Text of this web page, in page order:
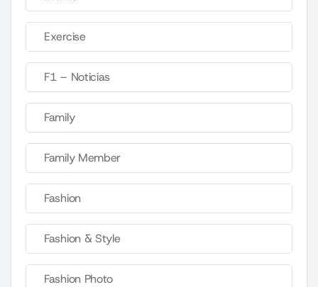
Exercise
F1 – Noticias
Family
Family Member
Fashion
Fashion & Style
Fashion Photo